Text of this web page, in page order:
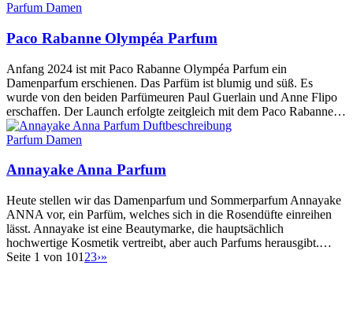
Parfum Damen
Paco Rabanne Olympéa Parfum
Anfang 2024 ist mit Paco Rabanne Olympéa Parfum ein
Damenparfum erschienen. Das Parfüm ist blumig und süß. Es
wurde von den beiden Parfümeuren Paul Guerlain und Anne Flipo
erschaffen. Der Launch erfolgte zeitgleich mit dem Paco Rabanne…
Parfum Damen
Annayake Anna Parfum
Heute stellen wir das Damenparfum und Sommerparfum Annayake
ANNA vor, ein Parfüm, welches sich in die Rosendüfte einreihen
lässt. Annayake ist eine Beautymarke, die hauptsächlich
hochwertige Kosmetik vertreibt, aber auch Parfums herausgibt.…
Seite 1 von 101 23›»